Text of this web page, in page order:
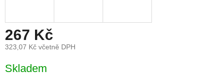
267 Kč
323,07 Kč včetně DPH
cena:
Skladem